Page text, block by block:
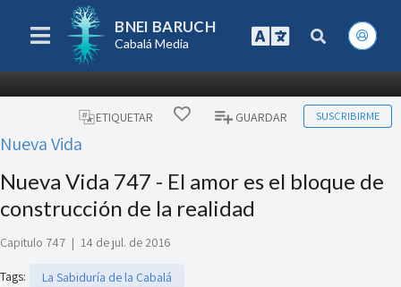
BNEI BARUCH
Cabalá Media
ETIQUETAR GUARDAR SUSCRIBIRME
Nueva Vida
Nueva Vida 747 - El amor es el bloque de
construcción de la realidad
Capitulo 747 | 14 de jul. de 2016
Tags: La Sabiduría de la Cabalá